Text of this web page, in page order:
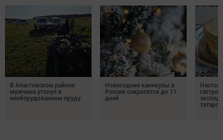
В Апастовском районе
мужчина утонул в
необорудованном пруду
Новогодние каникулы в
России сократятся до 11
дней